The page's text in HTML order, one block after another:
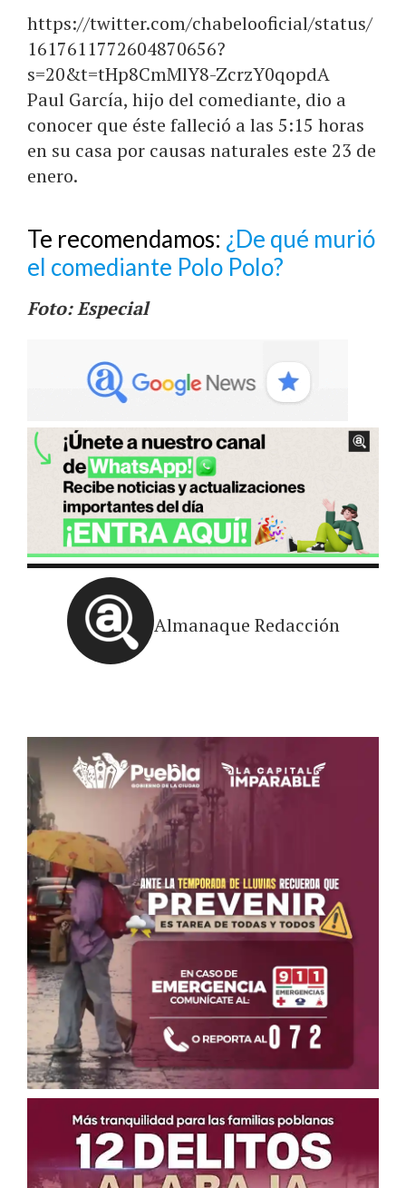
https://twitter.com/chabelooficial/status/
1617611772604870656?
s=20&t=tHp8CmMlY8-ZcrzY0qopdA
Paul García, hijo del comediante, dio a
conocer que éste falleció a las 5:15 horas
en su casa por causas naturales este 23 de
enero.
Te recomendamos: ¿De qué murió
el comediante Polo Polo?
Foto: Especial
Almanaque Redacción